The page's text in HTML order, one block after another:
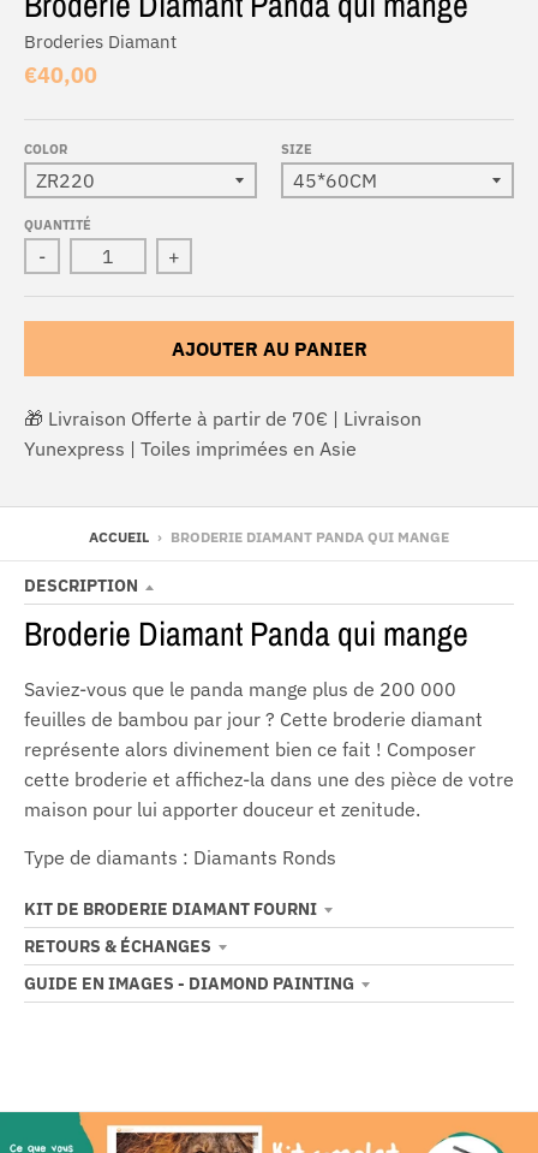
Broderies Diamant
€40,00
COLOR SIZE
QUANTITÉ
- +
AJOUTER AU PANIER
🎁 Livraison Offerte à partir de 70€ | Livraison
Yunexpress | Toiles imprimées en Asie
ACCUEIL › BRODERIE DIAMANT PANDA QUI MANGE
DESCRIPTION
Broderie Diamant Panda qui mange
Saviez-vous que le panda mange plus de 200 000
feuilles de bambou par jour ? Cette broderie diamant
représente alors divinement bien ce fait ! Composer
cette broderie et affichez-la dans une des pièce de votre
maison pour lui apporter douceur et zenitude.
Type de diamants : Diamants Ronds
KIT DE BRODERIE DIAMANT FOURNI
RETOURS & ÉCHANGES
GUIDE EN IMAGES - DIAMOND PAINTING